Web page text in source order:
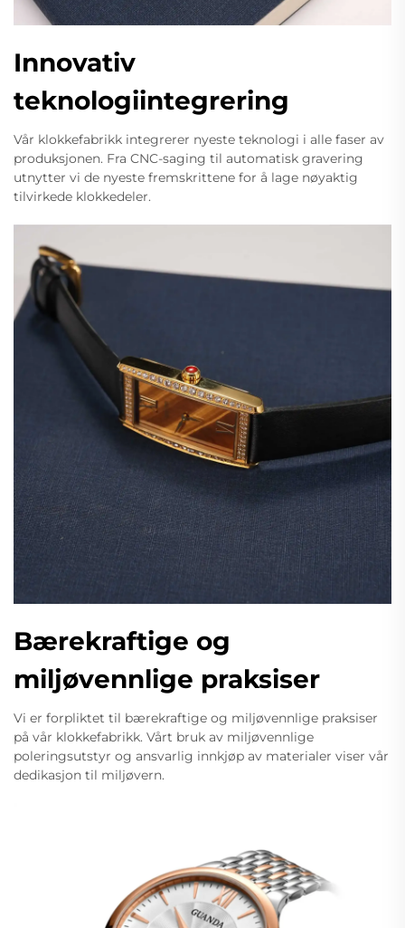
Innovativ
teknologiintegrering
Vår klokkefabrikk integrerer nyeste teknologi i alle faser av
produksjonen. Fra CNC-saging til automatisk gravering
utnytter vi de nyeste fremskrittene for å lage nøyaktig
tilvirkede klokkedeler.
Bærekraftige og
miljøvennlige praksiser
Vi er forpliktet til bærekraftige og miljøvennlige praksiser
på vår klokkefabrikk. Vårt bruk av miljøvennlige
poleringsutstyr og ansvarlig innkjøp av materialer viser vår
dedikasjon til miljøvern.